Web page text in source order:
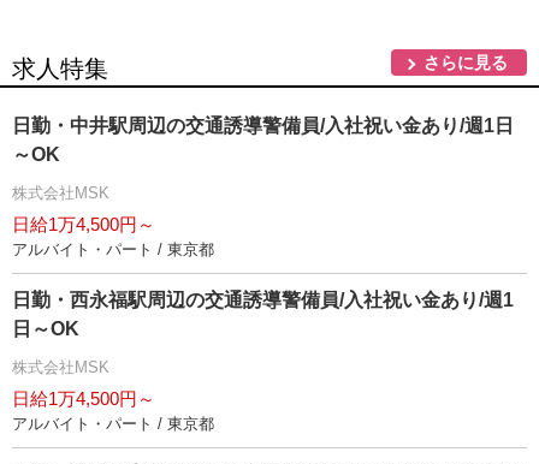
求人特集 さらに見る
日勤・中井駅周辺の交通誘導警備員/入社祝い金あり/週1日
～OK
株式会社MSK
日給1万4,500円～
アルバイト・パート / 東京都
日勤・西永福駅周辺の交通誘導警備員/入社祝い金あり/週1
日～OK
株式会社MSK
日給1万4,500円～
アルバイト・パート / 東京都